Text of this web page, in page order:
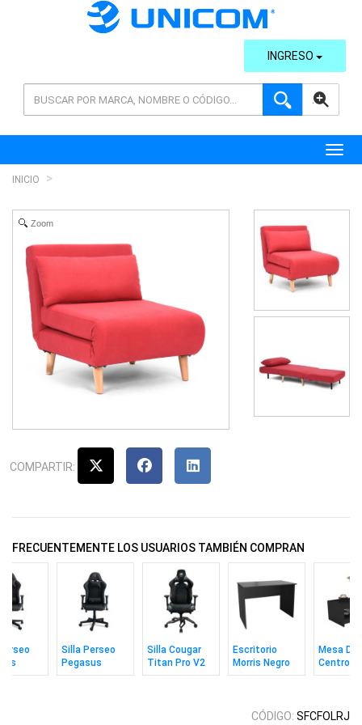
AVANZADA
INGRESO
INICIO
Zoom
COMPARTIR:
FRECUENTEMENTE LOS USUARIOS TAMBIÉN COMPRAN
/ Dorado
Silla Perseo
Pegasus
Negro /
Silla Cougar
Titan Pro V2
Escritorio
Morris Negro
Mesa De
Centro
Negro
CÓDIGO: SFCFOLRJ